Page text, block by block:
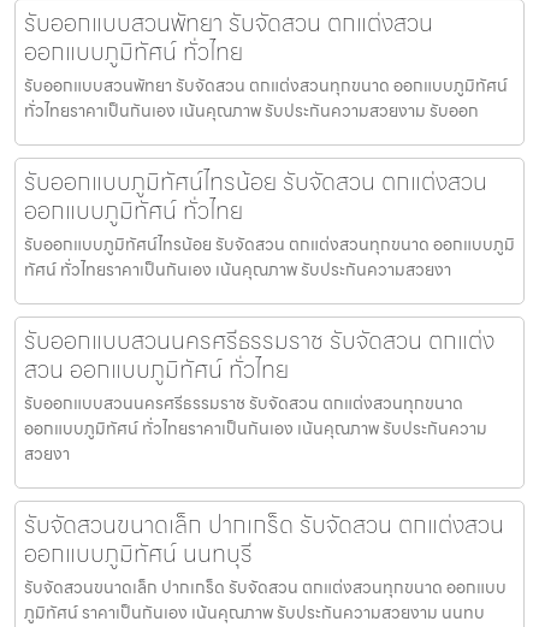
รับออกแบบสวนพัทยา รับจัดสวน ตกแต่งสวน
ออกแบบภูมิทัศน์ ทั่วไทย
รับออกแบบสวนพัทยา รับจัดสวน ตกแต่งสวนทุกขนาด ออกแบบภูมิทัศน์
ทั่วไทยราคาเป็นกันเอง เน้นคุณภาพ รับประกันความสวยงาม รับออก
รับออกแบบภูมิทัศน์ไทรน้อย รับจัดสวน ตกแต่งสวน
ออกแบบภูมิทัศน์ ทั่วไทย
รับออกแบบภูมิทัศน์ไทรน้อย รับจัดสวน ตกแต่งสวนทุกขนาด ออกแบบภูมิ
ทัศน์ ทั่วไทยราคาเป็นกันเอง เน้นคุณภาพ รับประกันความสวยงา
รับออกแบบสวนนครศรีธรรมราช รับจัดสวน ตกแต่ง
สวน ออกแบบภูมิทัศน์ ทั่วไทย
รับออกแบบสวนนครศรีธรรมราช รับจัดสวน ตกแต่งสวนทุกขนาด
ออกแบบภูมิทัศน์ ทั่วไทยราคาเป็นกันเอง เน้นคุณภาพ รับประกันความ
สวยงา
รับจัดสวนขนาดเล็ก ปากเกร็ด รับจัดสวน ตกแต่งสวน
ออกแบบภูมิทัศน์ นนทบุรี
รับจัดสวนขนาดเล็ก ปากเกร็ด รับจัดสวน ตกแต่งสวนทุกขนาด ออกแบบ
ภูมิทัศน์ ราคาเป็นกันเอง เน้นคุณภาพ รับประกันความสวยงาม นนทบ